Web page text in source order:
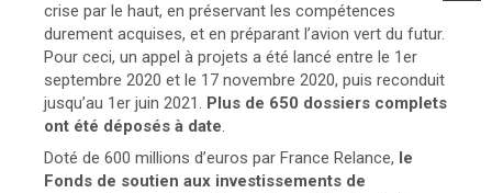
crise par le haut, en préservant les compétences
durement acquises, et en préparant l’avion vert du futur.
Pour ceci, un appel à projets a été lancé entre le 1er
septembre 2020 et le 17 novembre 2020, puis reconduit
jusqu’au 1er juin 2021. Plus de 650 dossiers complets
ont été déposés à date.
Doté de 600 millions d’euros par France Relance, le
Fonds de soutien aux investissements de